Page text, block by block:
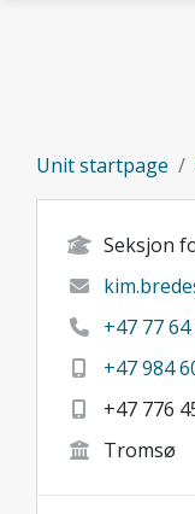
Unit startpage
Seksjon
+47 77 64
+47 984
+47 776
Tromsø